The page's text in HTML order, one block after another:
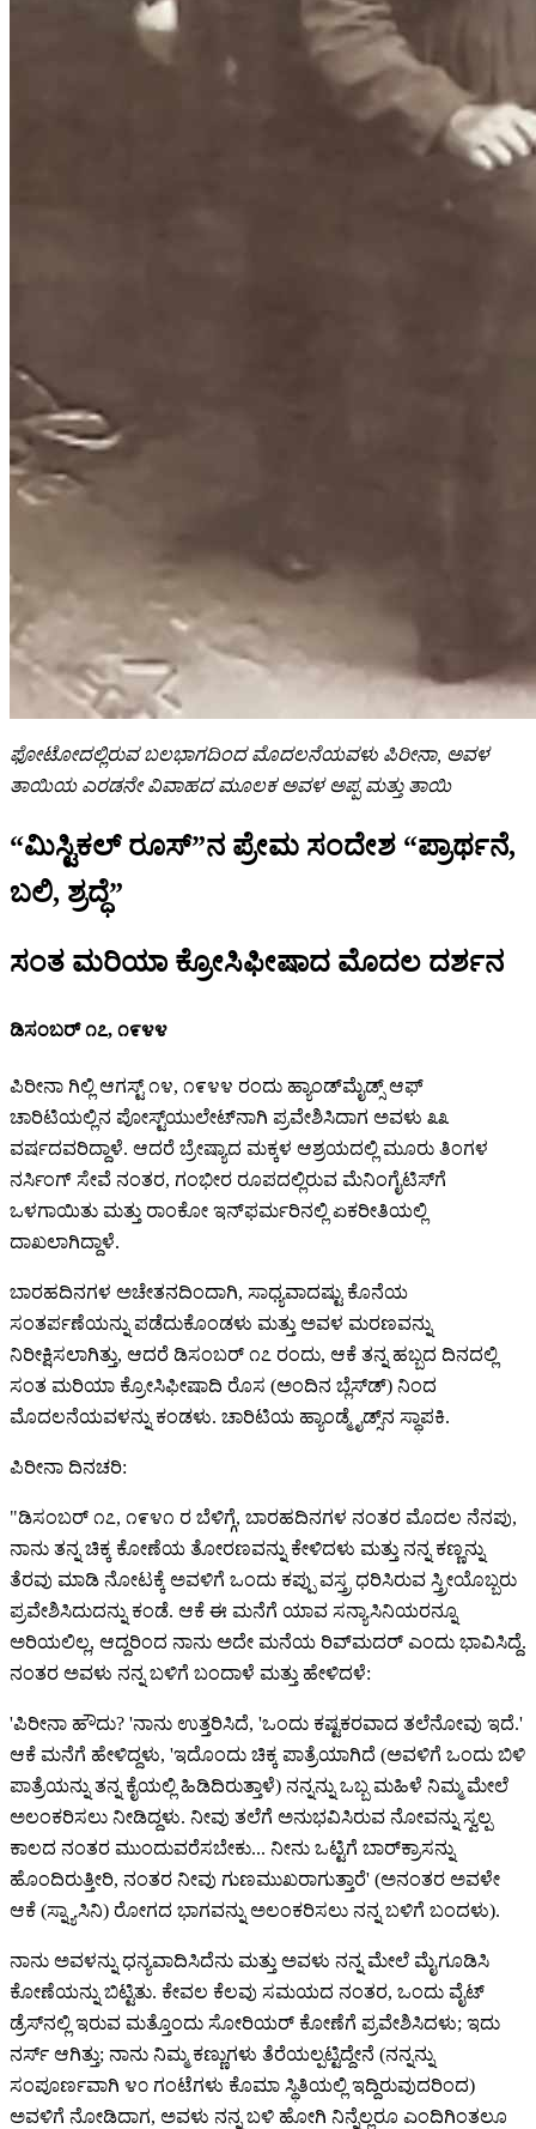
ಫೋಟೋದಲ್ಲಿರುವ ಬಲಭಾಗದಿಂದ ಮೊದಲನೆಯವಳು ಪಿರೀನಾ, ಅವಳ
ತಾಯಿಯ ಎರಡನೇ ವಿವಾಹದ ಮೂಲಕ ಅವಳ ಅಪ್ಪ ಮತ್ತು ತಾಯಿ
“ಮಿಸ್ಟಿಕಲ್ ರೂಸ್”ನ ಪ್ರೇಮ ಸಂದೇಶ “ಪ್ರಾರ್ಥನೆ,
ಬಲಿ, ಶ್ರದ್ಧೆ”
ಸಂತ ಮರಿಯಾ ಕ್ರೋಸಿಫೀಷಾದ ಮೊದಲ ದರ್ಶನ
ಡಿಸಂಬರ್ ೧೭, ೧೯೪೪
ಪಿರೀನಾ ಗಿಲ್ಲಿ ಆಗಸ್ಟ್ ೧೪, ೧೯೪೪ ರಂದು ಹ್ಯಾಂಡ್‌ಮೈಡ್ಸ್ ಆಫ್
ಚಾರಿಟಿಯಲ್ಲಿನ ಪೋಸ್ಟ್‌‌ಯುಲೇಟ್‌ನಾಗಿ ಪ್ರವೇಶಿಸಿದಾಗ ಅವಳು ೩೩
ವರ್ಷದವರಿದ್ದಾಳೆ. ಆದರೆ ಬ್ರೇಷ್ಯಾದ ಮಕ್ಕಳ ಆಶ್ರಯದಲ್ಲಿ ಮೂರು ತಿಂಗಳ
ನರ್ಸಿಂಗ್ ಸೇವೆ ನಂತರ, ಗಂಭೀರ ರೂಪದಲ್ಲಿರುವ ಮೆನಿಂಗೈಟಿಸ್‌ಗೆ
ಒಳಗಾಯಿತು ಮತ್ತು ರಾಂಕೋ ಇನ್‌‌ಫರ್ಮರಿ‌ನಲ್ಲಿ ಏಕರೀತಿಯಲ್ಲಿ
ದಾಖಲಾಗಿದ್ದಾಳೆ.
ಬಾರಹದಿನಗಳ ಅಚೇತನದಿಂದಾಗಿ, ಸಾಧ್ಯವಾದಷ್ಟು ಕೊನೆಯ
ಸಂತರ್ಪಣೆಯನ್ನು ಪಡೆದುಕೊಂಡಳು ಮತ್ತು ಅವಳ ಮರಣವನ್ನು
ನಿರೀಕ್ಷಿಸಲಾಗಿತ್ತು, ಆದರೆ ಡಿಸಂಬರ್ ೧೭ ರಂದು, ಆಕೆ ತನ್ನ ಹಬ್ಬದ ದಿನದಲ್ಲಿ
ಸಂತ ಮರಿಯಾ ಕ್ರೋಸಿಫೀಷಾದಿ ರೊಸ (ಅಂದಿನ ಬ್ಲೆಸ್‌ಡ್) ನಿಂದ
ಮೊದಲನೆಯವಳನ್ನು ಕಂಡಳು. ಚಾರಿಟಿಯ ಹ್ಯಾಂಡ್ಮೈಡ್ಸ್‌ನ ಸ್ಥಾಪಕಿ.
ಪಿರೀನಾ ದಿನಚರಿ:
"ಡಿಸಂಬರ್ ೧೭, ೧೯೪೧ ರ ಬೆಳಿಗ್ಗೆ, ಬಾರಹದಿನಗಳ ನಂತರ ಮೊದಲ ನೆನಪು,
ನಾನು ತನ್ನ ಚಿಕ್ಕ ಕೋಣೆಯ ತೋರಣವನ್ನು ಕೇಳಿದಳು ಮತ್ತು ನನ್ನ ಕಣ್ಣನ್ನು
ತೆರವು ಮಾಡಿ ನೋಟಕ್ಕೆ ಅವಳಿಗೆ ಒಂದು ಕಪ್ಪು ವಸ್ತ್ರ ಧರಿಸಿರುವ ಸ್ತ್ರೀಯೊಬ್ಬರು
ಪ್ರವೇಶಿಸಿದುದನ್ನು ಕಂಡೆ. ಆಕೆ ಈ ಮನೆಗೆ ಯಾವ ಸನ್ಯಾಸಿನಿಯರನ್ನೂ
ಅರಿಯಲಿಲ್ಲ, ಆದ್ದರಿಂದ ನಾನು ಅದೇ ಮನೆಯ ರಿವ್‌ಮದರ್ ಎಂದು ಭಾವಿಸಿದ್ದೆ.
ನಂತರ ಅವಳು ನನ್ನ ಬಳಿಗೆ ಬಂದಾಳೆ ಮತ್ತು ಹೇಳಿದಳೆ:
'ಪಿರೀನಾ ಹೌದು? 'ನಾನು ಉತ್ತರಿಸಿದೆ, 'ಒಂದು ಕಷ್ಟಕರವಾದ ತಲೆನೋವು ಇದೆ.'
ಆಕೆ ಮನೆಗೆ ಹೇಳಿದ್ದಳು, 'ಇದೊಂದು ಚಿಕ್ಕ ಪಾತ್ರೆಯಾಗಿದೆ (ಅವಳಿಗೆ ಒಂದು ಬಿಳಿ
ಪಾತ್ರೆಯನ್ನು ತನ್ನ ಕೈಯಲ್ಲಿ ಹಿಡಿದಿರುತ್ತಾಳೆ) ನನ್ನನ್ನು ಒಬ್ಬ ಮಹಿಳೆ ನಿಮ್ಮ ಮೇಲೆ
ಅಲಂಕರಿಸಲು ನೀಡಿದ್ದಳು. ನೀವು ತಲೆಗೆ ಅನುಭವಿಸಿರುವ ನೋವನ್ನು ಸ್ವಲ್ಪ
ಕಾಲದ ನಂತರ ಮುಂದುವರೆಸಬೇಕು... ನೀನು ಒಟ್ಟಿಗೆ ಬಾರ್‌ಕ್ರಾಸನ್ನು
ಹೊಂದಿರುತ್ತೀರಿ, ನಂತರ ನೀವು ಗುಣಮುಖರಾಗುತ್ತಾರೆ' (ಅನಂತರ ಅವಳೇ
ಆಕೆ (ಸ್ನ್ಯಾಸಿನಿ) ರೋಗದ ಭಾಗವನ್ನು ಅಲಂಕರಿಸಲು ನನ್ನ ಬಳಿಗೆ ಬಂದಳು).
ನಾನು ಅವಳನ್ನು ಧನ್ಯವಾದಿಸಿದೆನು ಮತ್ತು ಅವಳು ನನ್ನ ಮೇಲೆ ಮೈಗೂಡಿಸಿ
ಕೋಣೆಯನ್ನು ಬಿಟ್ಟಿತು. ಕೇವಲ ಕೆಲವು ಸಮಯದ ನಂತರ, ಒಂದು ವೈಟ್
ಡ್ರೆಸ್‌ನಲ್ಲಿ ಇರುವ ಮತ್ತೊಂದು ಸೋರಿಯರ್ ಕೋಣೆಗೆ ಪ್ರವೇಶಿಸಿದಳು; ಇದು
ನರ್ಸ್ ಆಗಿತ್ತು; ನಾನು ನಿಮ್ಮ ಕಣ್ಣುಗಳು ತೆರೆಯಲ್ಪಟ್ಟಿದ್ದೇನೆ (ನನ್ನನ್ನು
ಸಂಪೂರ್ಣವಾಗಿ ೪೦ ಗಂಟೆಗಳು ಕೊಮಾ ಸ್ಥಿತಿಯಲ್ಲಿ ಇದ್ದಿರುವುದರಿಂದ)
ಅವಳಿಗೆ ನೋಡಿದಾಗ, ಅವಳು ನನ್ನ ಬಳಿ ಹೋಗಿ ನಿನ್ನೆಲ್ಲರೂ ಎಂದಿಗಿಂತಲೂ